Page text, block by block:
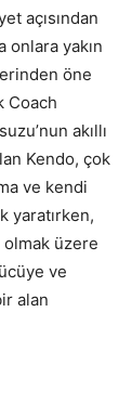
açısından
onlara yakın
öne
Coach
akıllı
Kendo, çok
ve kendi
yaratırken,
üzere
ve
alan